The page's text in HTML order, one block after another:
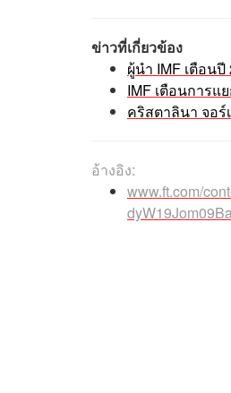
ข่าวที่เกี่ยวข้อง
ผู้นำ IMF เตือน
IMF เตือนการแ
คริสตาลินา จอร์
อ้างอิง:
www.ft.com/